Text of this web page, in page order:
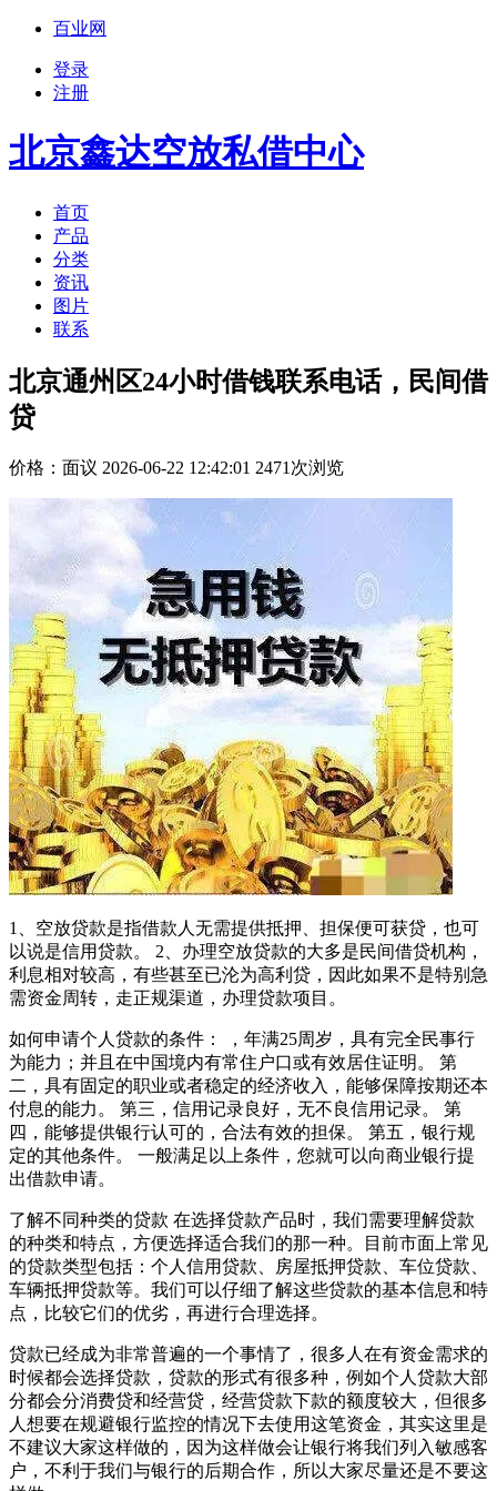
百业网
登录
注册
北京鑫达空放私借中心
首页
产品
分类
资讯
图片
联系
北京通州区24小时借钱联系电话，民间借
贷
价格： 面议 2026-06-22 12:42:01 2471次浏览
1、空放贷款是指借款人无需提供抵押、担保便可获贷，也可
以说是信用贷款。 2、办理空放贷款的大多是民间借贷机构，
利息相对较高，有些甚至已沦为高利贷，因此如果不是特别急
需资金周转，走正规渠道，办理贷款项目。
如何申请个人贷款的条件： ，年满25周岁，具有完全民事行
为能力；并且在中国境内有常住户口或有效居住证明。 第
二，具有固定的职业或者稳定的经济收入，能够保障按期还本
付息的能力。 第三，信用记录良好，无不良信用记录。 第
四，能够提供银行认可的，合法有效的担保。 第五，银行规
定的其他条件。 一般满足以上条件，您就可以向商业银行提
出借款申请。
了解不同种类的贷款 在选择贷款产品时，我们需要理解贷款
的种类和特点，方便选择适合我们的那一种。目前市面上常见
的贷款类型包括：个人信用贷款、房屋抵押贷款、车位贷款、
车辆抵押贷款等。我们可以仔细了解这些贷款的基本信息和特
点，比较它们的优劣，再进行合理选择。
贷款已经成为非常普遍的一个事情了，很多人在有资金需求的
时候都会选择贷款，贷款的形式有很多种，例如个人贷款大部
分都会分消费贷和经营贷，经营贷款下款的额度较大，但很多
人想要在规避银行监控的情况下去使用这笔资金，其实这里是
不建议大家这样做的，因为这样做会让银行将我们列入敏感客
户，不利于我们与银行的后期合作，所以大家尽量还是不要这